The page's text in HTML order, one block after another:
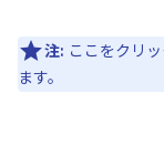
注: ここをクリ
ます。